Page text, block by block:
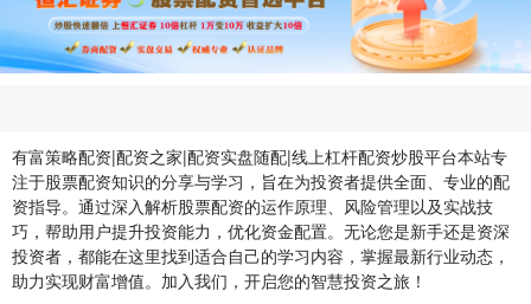
有富策略配资|配资之家|配资实盘随配|线上杠杆配资炒股平台本站专
注于股票配资知识的分享与学习，旨在为投资者提供全面、专业的配
资指导。通过深入解析股票配资的运作原理、风险管理以及实战技
巧，帮助用户提升投资能力，优化资金配置。无论您是新手还是资深
投资者，都能在这里找到适合自己的学习内容，掌握最新行业动态，
助力实现财富增值。加入我们，开启您的智慧投资之旅！